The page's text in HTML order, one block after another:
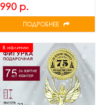
990 р.
ПОДРОБНЕЕ
В наличии